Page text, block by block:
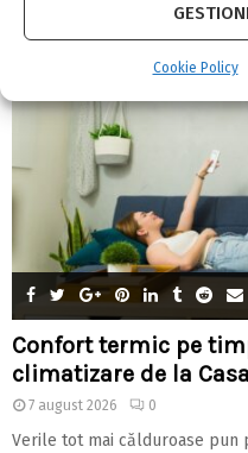
Cookie Policy
Confort termic pe
climatizare de la
7 august 2026 0
Verile tot mai călduroase pun